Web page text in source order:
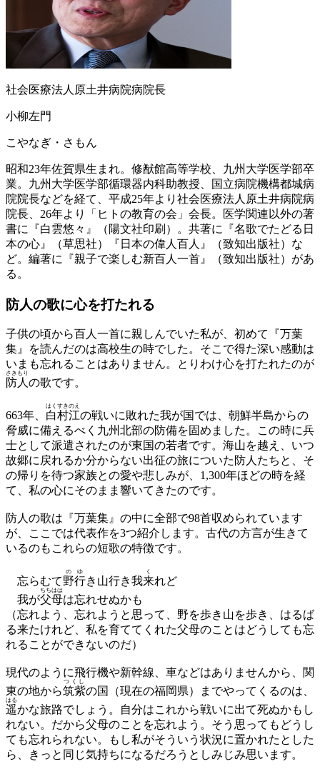
社会医療法人原土井病院病院長
小柳左門
こやなぎ・さもん
昭和23年佐賀県生まれ。修猷館高等学校、九州大学医学部卒
業。九州大学医学部循環器内科助教授、国立病院機構都城病
院院長などを経て、平成25年より社会医療法人原土井病院病
院長、26年より「ヒトの教育の会」会長。医学関連以外の著
書に『白雲悠々』（陽文社印刷）。共著に『名歌でたどる日
本の心』（草思社）『日本の偉人百人』（致知出版社）な
ど。編著に『親子で楽しむ新百人一首』（致知出版社）があ
る。
防人の歌に心を打たれる
子供の頃から百人一首に親しんでいた私が、初めて『万葉
集』を読んだのは高校生の時でした。そこで得た深い感動は
いまも忘れることはありません。とりわけ心を打たれたのが
防人
さきもり
の歌です。
663年、 白村江
はくすきのえ
の戦いに敗れた我が国では、朝鮮半島からの
脅威に備えるべく九州北部の防備を固めました。この時に兵
士として派遣されたのが東国の若者です。海山を越え、いつ
故郷に戻れるか分からない出征の旅についた防人たちと、そ
の帰りを待つ家族との愛や悲しみが、1,300年ほどの時を経
て、私の心にそのまま響いてきたのです。
防人の歌は『万葉集』の中に全部で98首収められています
が、ここでは代表作を3つ紹介します。古代の方言が生きて
いるのもこれらの短歌の特徴です。
忘らむて野行
のゆ
き山行き我来
く
れど
我が父母
ちちはは
は忘れせぬかも
（忘れよう、忘れようと思って、野を歩き山を歩き、はるば
る来たけれど、私を育ててくれた父母のことはどうしても忘
れることができないのだ）
現代のように飛行機や新幹線、車などはありませんから、関
東の地から筑紫
つくし
の国（現在の福岡県）までやってくるのは、
遥
はる
かな旅路でしょう。自分はこれから戦いに出て死ぬかもし
れない。だから父母のことを忘れよう。そう思ってもどうし
ても忘れられない。もし私がそういう状況に置かれたとした
ら、きっと同じ気持ちになるだろうとしみじみ思います。